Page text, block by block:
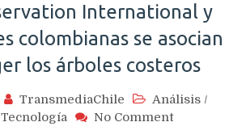
International y
colombianas se asocian
los árboles costeros
TransmediaChile Análisis /
Tecnología No Commenton